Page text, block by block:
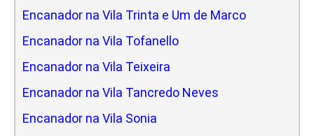
Encanador na Vila Trinta e Um de Marco
Encanador na Vila Tofanello
Encanador na Vila Teixeira
Encanador na Vila Tancredo Neves
Encanador na Vila Sonia